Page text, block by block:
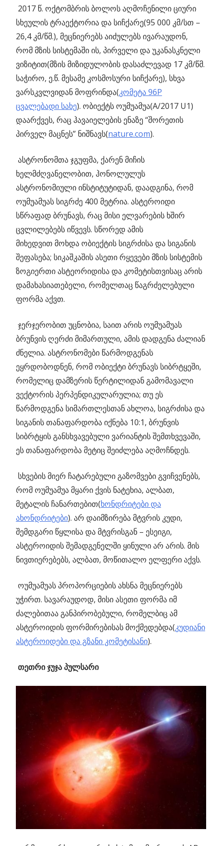
2017 წ. ოქტომბრის ბოლოს აღმოჩენილი ციური
სხეულის ტრაექტორია და სიჩქარე(95 000 კმ/სთ –
26,4 კმ/წმ.), მეცნიერებს აიძულებს ივარაუდონ,
რომ მზის სისტემაში ის, პირველი და უკანასკნელი
ვიზიტით(მზის მიზიდულობის დასაძლევად 17 კმ/წმ.
საჭირო, ე.წ. მესამე კოსმოსური სიჩქარე), სხვა
ვარსკვლვიდან მოფრინდა(კომეტა 96P
ცვალებადი სახე). ობიექტს ოუმუამუა(A/2017 U1)
დაარქვეს, რაც ჰავაიელების ენაზე “შორეთის
პირველ მაცნეს” ნიშნავს(nature.com).
ასტრონომთა ჯგუფმა, ქარენ მიჩის
ხელმძღვანელობით, ჰონოლულუს
ასტრონომიული ინსტიტუტიდან, დაადგინა, რომ
ოუმუამუას სიგრძე 400 მეტრია. ასტეროიდი
სწრაფად ბრუნავს, რაც მისი ელვარების ხშირ
ცვლილებებს იწვევს. სწორედ ამის
მიხედვით მოხდა ობიექტის სიგრძისა და სიგანის
შეფასება; სიკაშკაშის ასეთი რყევები მზის სისტემის
ზოგიერთი ასტეორიდისა და კომეტისთვისაც არის
დამახასიათებელი, რომელთაც წაგრძელებული
ფორმა აქვთ.
ჯერჯერობით უცნობია, საით არის ოუმუამუას
ბრუნვის ღერძი მიმართული, ამის დადგენა ძალიან
ძნელია. ასტრონომები წარმოდგენას
ეყრდობოდნენ, რომ ობიექტი ბრუნავს სიბრტყეში,
რომელიც დამზერის წერტილიდან გამომავალი
ვექტორის პერპენდიკულარულია; თუ ეს
წარმოდგენა სიმართლესთან ახლოა, სიგრძისა და
სიგანის თანაფარდობა იქნება 10:1, ბრუნვის
სიბრტყის განსხვავებული ვარიანტის შემთხვევაში,
ეს თანაფარდობა მეტიც შეიძლება აღმოჩნდეს.
სხვების მიერ ჩატარებული გაზომვები გვიჩვენებს,
რომ ოუმუამუა მყარი ქვის ნატეხია, ალბათ,
მეტალის ჩანართებით(ხონდრიტები და
ახონდრიტები). არ დაიმზირება მტვრის კუდი,
შემდგარი წყლისა და მტვრისგან – ესეიგი,
ასტეროიდის შემადგენელში ყინული არ არის. მის
ნივთიერებებს, ალბათ, მოწითალო ელფერი აქვს.
ოუმუამუას პროპორციების ახსნა მეცნიერებს
უჭირთ. სავარაუდოდ, მისი ასეთი ფორმა იმ
ძალებითაა განპირობებული, რომელბიც ამ
ასტეროიდის ფორმირებისას მოქმედებდა(კუდიანი
ასტეროიდები და გზანი კომეტისანი).
თეთრი ჯუჯა პულსარი